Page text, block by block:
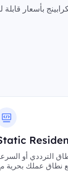
الترددي أو